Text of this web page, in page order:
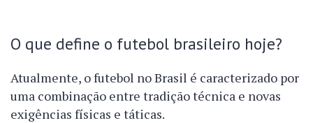
O que define o futebol brasileiro hoje?
Atualmente, o futebol no Brasil é caracterizado por
uma combinação entre tradição técnica e novas
exigências físicas e táticas.